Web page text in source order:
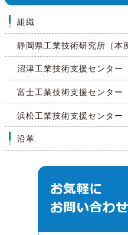
組織
静岡県工業技術研究所（本
沼津工業技術支援センター
富士工業技術支援センター
浜松工業技術支援センター
沿革